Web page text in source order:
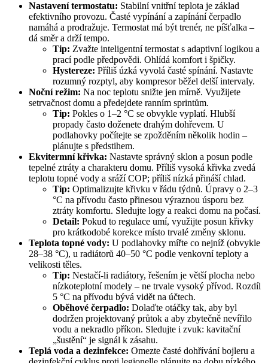
Nastavení termostatu: Stabilní vnitřní teplota je základ
efektivního provozu. Časté vypínání a zapínání čerpadlo
namáhá a prodražuje. Termostat má být trenér, ne píšťalka –
dá směr a drží tempo.
Tip: Zvažte inteligentní termostat s adaptivní logikou a
prací podle předpovědi. Ohlídá komfort i špičky.
Hystereze: Příliš úzká vyvolá časté spínání. Nastavte
rozumný rozptyl, aby kompresor běžel delší intervaly.
Noční režim: Na noc teplotu snižte jen mírně. Využijete
setrvačnost domu a předejdete ranním sprintům.
Tip: Pokles o 1–2 °C se obvykle vyplatí. Hlubší
propady často doženete drahým dohřevem. U
podlahovky počítejte se zpožděním několik hodin –
plánujte s předstihem.
Ekvitermní křivka: Nastavte správný sklon a posun podle
tepelné ztráty a charakteru domu. Příliš vysoká křivka zvedá
teplotu topné vody a sráží COP; příliš nízká přináší chlad.
Tip: Optimalizujte křivku v řádu týdnů. Úpravy o 2–3
°C na přívodu často přinesou výraznou úsporu bez
ztráty komfortu. Sledujte logy a reakci domu na počasí.
Detail: Pokud to regulace umí, využijte posun křivky
pro krátkodobé korekce místo trvalé změny sklonu.
Teplota topné vody: U podlahovky mířte co nejníž (obvykle
28–38 °C), u radiátorů 40–50 °C podle venkovní teploty a
velikosti těles.
Tip: Nestačí‑li radiátory, řešením je větší plocha nebo
nízkoteplotní modely – ne trvale vysoký přívod. Rozdíl
5 °C na přívodu bývá vidět na účtech.
Oběhové čerpadlo: Dolaďte otáčky tak, aby byl
dodržen projektovaný průtok a aby zbytečně nevířilo
vodu a nekradlo příkon. Sledujte i zvuk: kavitační
„šustění“ je signál k zásahu.
Teplá voda a dezinfekce: Omezte časté dohřívání bojleru a